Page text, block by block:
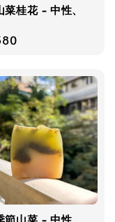
菜桂花 - 中性、
節山菜 - 中性